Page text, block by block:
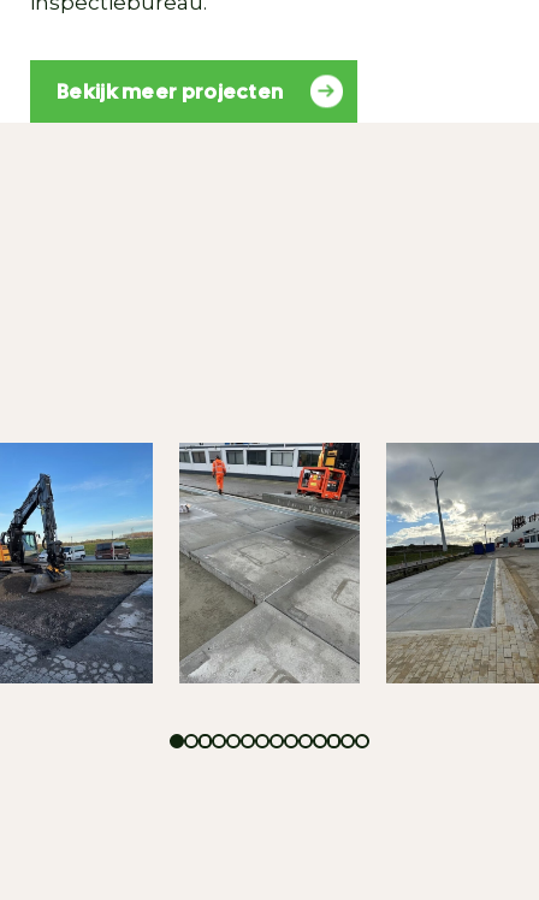
Bekijk meer projecten